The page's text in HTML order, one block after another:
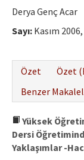
Derya Genç Acar
Sayı: Kasım
Özet
Özet
Benzer
Yüksek
Dersi
Yaklaşımlar -